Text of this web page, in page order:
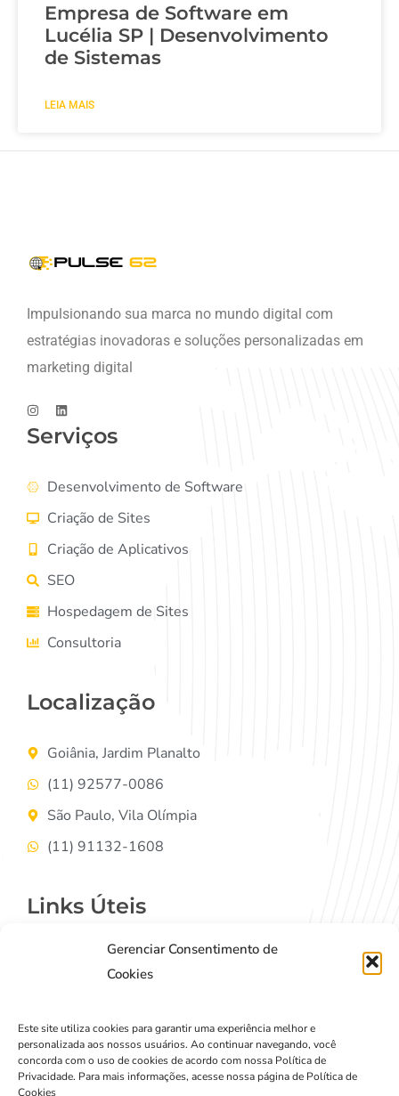
Gerenciar Consentimento de
Cookies
Este site utiliza cookies para garantir uma experiência melhor e
personalizada aos nossos usuários. Ao continuar navegando, você
concorda com o uso de cookies de acordo com nossa Política de
Privacidade. Para mais informações, acesse nossa página de Política de
Cookies
Empresa de Software em
Lucélia SP | Desenvolvimento
de Sistemas
LEIA MAIS
Impulsionando sua marca no mundo digital com
estratégias inovadoras e soluções personalizadas em
marketing digital
Serviços
Desenvolvimento de Software
Criação de Sites
Criação de Aplicativos
SEO
Hospedagem de Sites
Consultoria
Localização
Goiânia, Jardim Planalto
(11) 92577-0086
São Paulo, Vila Olímpia
(11) 91132-1608
Links Úteis
Política de Privacidade